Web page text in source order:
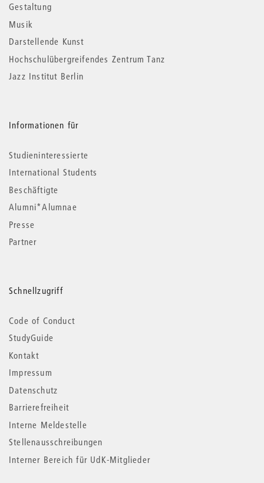
Gestaltung
Musik
Darstellende Kunst
Hochschulübergreifendes Zentrum Tanz
Jazz Institut Berlin
Informationen für
Studieninteressierte
International Students
Beschäftigte
Alumni*Alumnae
Presse
Partner
Schnellzugriff
Code of Conduct
StudyGuide
Kontakt
Impressum
Datenschutz
Barrierefreiheit
Interne Meldestelle
Stellenausschreibungen
Interner Bereich für UdK-Mitglieder